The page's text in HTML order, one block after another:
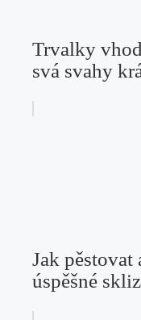
Trvalky
svá svahy
Jak pěstovat
úspěšné